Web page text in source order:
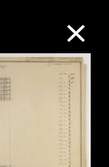
搜索